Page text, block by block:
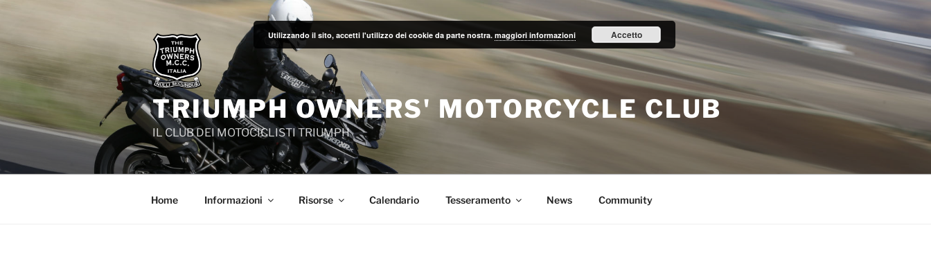
contenuto
TRIUMPH OWNERS' MOTORCYCLE CLUB
IL CLUB DEI MOTOCICLISTI TRIUMPH
Home Informazioni Risorse Calendario Tesseramento News Community
Utilizzando il sito, accetti l'utilizzo dei cookie da parte nostra. maggiori informazioni Accetto